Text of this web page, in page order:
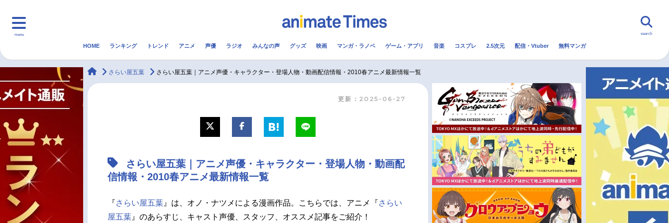
menu
マンガ・ラノベ 2.5次元 配信・Vtuber トレンド 無料マンガ
声優記事一覧
アニメ映画一覧
男性声優/女性声優一覧
今期アニメ曜日別一覧
夏アニメ
秋アニメ
冬アニメ
search
HOME ランキング トレンド アニメ 声優 ラジオ みんなの声 グッズ 映画 マンガ・ラノベ ゲーム・アプリ 音楽 コスプレ 2.5次元 配信・Vtuber 無料マンガ
animateTimes
さらい屋五葉 さらい屋五葉｜アニメ声優・キャラクター・登場人物・動画配信情報・2010春アニメ最新情報一覧
更新：2025-06-27
さらい屋五葉｜アニメ声優・キャラクター・登場人物・動画配
信情報・2010春アニメ最新情報一覧
『さらい屋五葉 』は、オノ・ナツメによる漫画作品。こちらでは、アニメ『さらい
屋五葉 』のあらすじ、キャスト声優、スタッフ、オススメ記事をご紹介！